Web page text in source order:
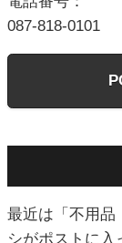
087-818-0101
最近は「不用
シがポストに入